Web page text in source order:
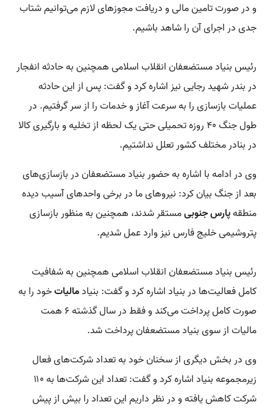
و در صورت تامین مالی و دریافت مجوزهای لازم می‌توانیم شتاب
جدی در اجرای آن را شاهد باشیم.
رئیس بنیاد مستضعفان انقلاب اسلامی همچنین به حادثه انفجار
در بندر شهید رجایی نیز اشاره کرد و گفت: پس از این حادثه
عملیات بازسازی را به سرعت آغاز و خدمات را از سر گرفتیم. در
طول جنگ ۴۰ روزه تحمیلی حتی یک لحظه از تخلیه و بارگیری کالا
در بنادر مختلف کشور تعلل نداشتیم.
وی در ادامه با اشاره به حضور بنیاد مستضعفان در بازسازی‌های
بعد از جنگ بیان کرد: نیروهای ما در برخی واحدهای آسیب دیده
منطقهپارس جنوبیمستقر شدند، همچنین به منظور بازسازی
پتروشیمی خلیج فارس نیز وارد عمل شدیم.
رئیس بنیاد مستضعفان انقلاب اسلامی همچنین به شفافیت
کامل فعالیت‌ها در بنیاد اشاره کرد و گفت: بنیادمالیاتخود را به
صورت کامل پرداخت می‌کند و فقط در سال گذشته ۶ همت
مالیات از سوی بنیاد مستضعفان پرداخت شد.
وی در بخش دیگری از سخنان خود به تعداد شرکت‌های فعال
زیرمجموعه بنیاد اشاره کرد و گفت: تعداد این شرکت‌ها به ۱۱۰
شرکت کاهش یافته و در نظر داریم این تعداد را بیش از پیش